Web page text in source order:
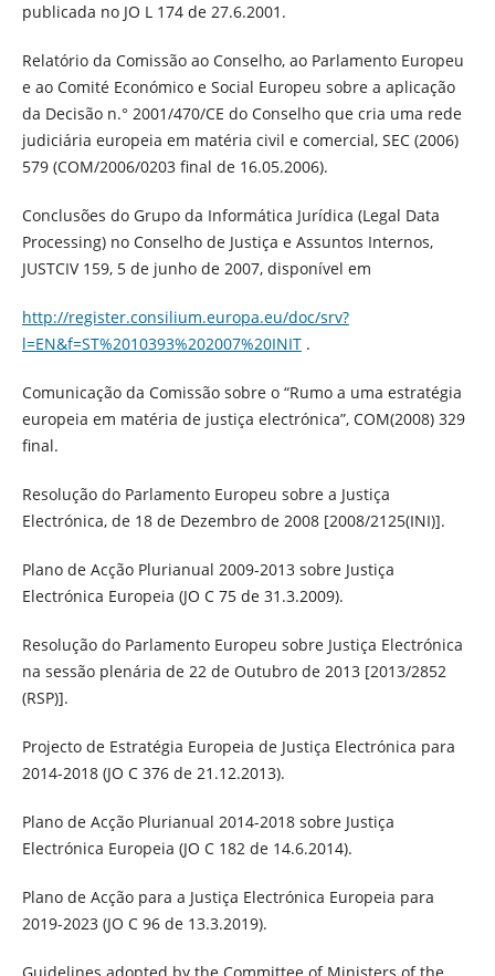
publicada no JO L 174 de 27.6.2001.
Relatório da Comissão ao Conselho, ao Parlamento Europeu
e ao Comité Económico e Social Europeu sobre a aplicação
da Decisão n.° 2001/470/CE do Conselho que cria uma rede
judiciária europeia em matéria civil e comercial, SEC (2006)
579 (COM/2006/0203 final de 16.05.2006).
Conclusões do Grupo da Informática Jurídica (Legal Data
Processing) no Conselho de Justiça e Assuntos Internos,
JUSTCIV 159, 5 de junho de 2007, disponível em
http://register.consilium.europa.eu/doc/srv?
l=EN&f=ST%2010393%202007%20INIT.
Comunicação da Comissão sobre o “Rumo a uma estratégia
europeia em matéria de justiça electrónica”, COM(2008) 329
final.
Resolução do Parlamento Europeu sobre a Justiça
Electrónica, de 18 de Dezembro de 2008 [2008/2125(INI)].
Plano de Acção Plurianual 2009-2013 sobre Justiça
Electrónica Europeia (JO C 75 de 31.3.2009).
Resolução do Parlamento Europeu sobre Justiça Electrónica
na sessão plenária de 22 de Outubro de 2013 [2013/2852
(RSP)].
Projecto de Estratégia Europeia de Justiça Electrónica para
2014-2018 (JO C 376 de 21.12.2013).
Plano de Acção Plurianual 2014-2018 sobre Justiça
Electrónica Europeia (JO C 182 de 14.6.2014).
Plano de Acção para a Justiça Electrónica Europeia para
2019-2023 (JO C 96 de 13.3.2019).